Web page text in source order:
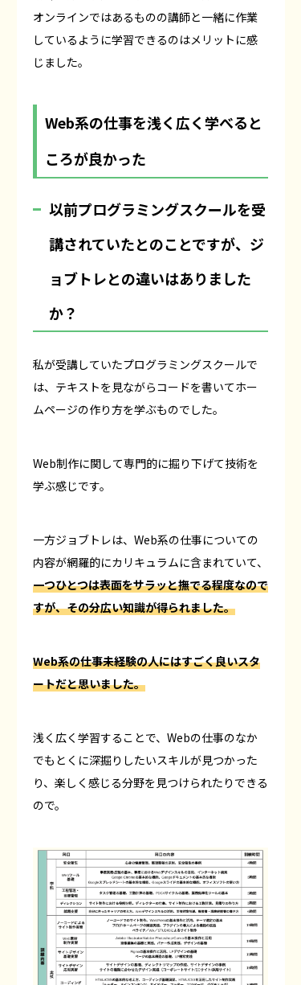
オンラインではあるものの講師と一緒に作業
しているように学習できるのはメリットに感
じました。
Web系の仕事を浅く広く学べると
ころが良かった
――以前プログラミングスクールを受
講されていたとのことですが、ジ
ョブトレとの違いはありました
か？
私が受講していたプログラミングスクールで
は、テキストを見ながらコードを書いてホー
ムページの作り方を学ぶものでした。
Web制作に関して専門的に掘り下げて技術を
学ぶ感じです。
一方ジョブトレは、Web系の仕事についての
内容が網羅的にカリキュラムに含まれていて、
一つひとつは表面をサラッと撫でる程度なので
すが、その分広い知識が得られました。
Web系の仕事未経験の人にはすごく良いスタ
ートだと思いました。
浅く広く学習することで、Webの仕事のなか
でもとくに深掘りしたいスキルが見つかった
り、楽しく感じる分野を見つけられたりできる
ので。